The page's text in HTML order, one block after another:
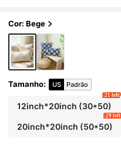
Cor: Bege
Tamanho: US Padrão
12inch*20inch (30*50)
21 left
20inch*20inch (50*50)
29 left